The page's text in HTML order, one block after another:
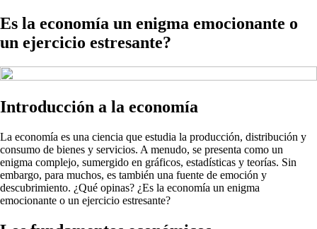
Es la economía un enigma emocionante o
un ejercicio estresante?
Introducción a la economía
La economía es una ciencia que estudia la producción, distribución y
consumo de bienes y servicios. A menudo, se presenta como un
enigma complejo, sumergido en gráficos, estadísticas y teorías. Sin
embargo, para muchos, es también una fuente de emoción y
descubrimiento. ¿Qué opinas? ¿Es la economía un enigma
emocionante o un ejercicio estresante?